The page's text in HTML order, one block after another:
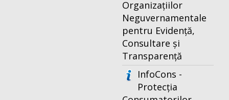
Organizațiilor
Neguvernamentale
pentru Evidență,
Consultare și
Transparență
InfoCons -
Protecția